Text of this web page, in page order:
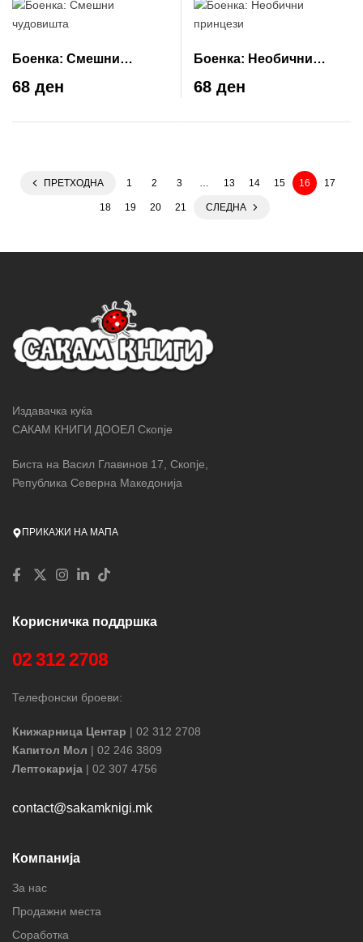
Боенка: Смешни
чудовишта
68 ден
Боенка: Необични
принцези
68 ден
ПРЕТХОДНА 1 2 3 … 13 14 15 16 17
18 19 20 21 СЛЕДНА
Издавачка куќа
САКАМ КНИГИ ДООЕЛ Скопје
Биста на Васил Главинов 17, Скопје,
Република Северна Македонија
ПРИКАЖИ НА МАПА
Корисничка поддршка
02 312 2708
Телефонски броеви:
Книжарница Центар | 02 312 2708
Капитол Мол | 02 246 3809
Лептокарија | 02 307 4756
contact@sakamknigi.mk
Компанија
За нас
Продажни места
Соработка